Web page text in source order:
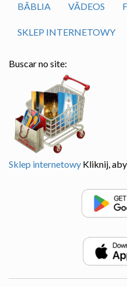
BÃ­BLIA VÃ­DEOS
SKLEP INTERNETOWY
Buscar no site:
Sklep internetowy Kliknij,